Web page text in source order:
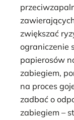
zwiększać
ograniczenie
papierosów
zabiegiem,
na proces
zadbać o
zabiegiem –